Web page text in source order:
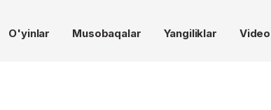
O'yinlar Musobaqalar Yangiliklar Video